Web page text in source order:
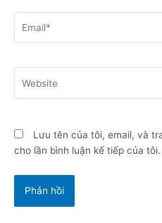
Lưu tên của tôi, email, và
cho lần bình luận kế tiếp của tôi.